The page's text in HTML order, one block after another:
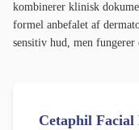
kombinerer klinisk
formel anbefalet af
sensitiv hud, men
Cetaphil